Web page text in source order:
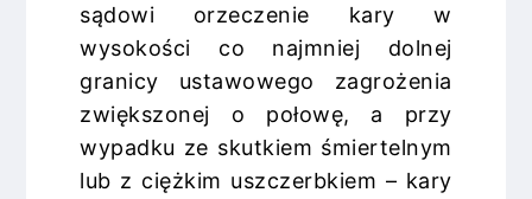
sądowi orzeczenie kary w
wysokości co najmniej dolnej
granicy ustawowego zagrożenia
zwiększonej o połowę, a przy
wypadku ze skutkiem śmiertelnym
lub z ciężkim uszczerbkiem – kary